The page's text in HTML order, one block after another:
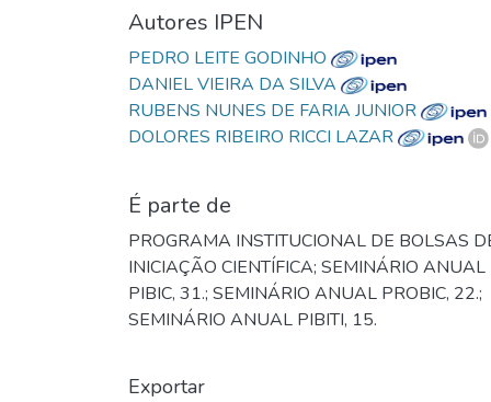
Autores IPEN
PEDRO LEITE GODINHO
DANIEL VIEIRA DA SILVA
RUBENS NUNES DE FARIA JUNIOR
DOLORES RIBEIRO RICCI LAZAR
É parte de
PROGRAMA INSTITUCIONAL DE BOLSAS
INICIAÇÃO CIENTÍFICA; SEMINÁRIO ANUAL
PIBIC, 31.; SEMINÁRIO ANUAL PROBIC, 22.;
SEMINÁRIO ANUAL PIBITI, 15.
Exportar